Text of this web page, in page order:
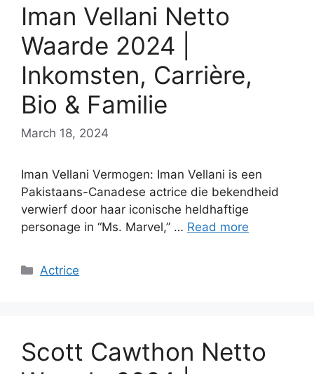
Iman Vellani Netto
Waarde 2024 |
Inkomsten, Carrière,
Bio & Familie
March 18, 2024
Iman Vellani Vermogen: Iman Vellani is een
Pakistaans-Canadese actrice die bekendheid
verwierf door haar iconische heldhaftige
personage in “Ms. Marvel,” … Read more
Categories
Actrice
Scott Cawthon Netto